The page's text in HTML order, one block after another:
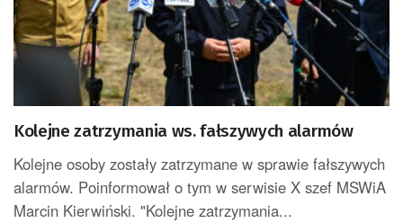
Kolejne zatrzymania ws. fałszywych alarmów
Kolejne osoby zostały zatrzymane w sprawie fałszywych
alarmów. Poinformował o tym w serwisie X szef MSWiA
Marcin Kierwiński. "Kolejne zatrzymania...